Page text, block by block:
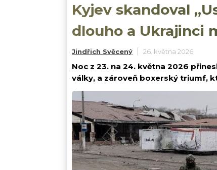
Kyjev skandoval
dlouho a Ukrajinci
Jindřich Svěcený 26. května 2026
Noc z 23. na 24. května 2026
války, a zároveň boxerský triumf,